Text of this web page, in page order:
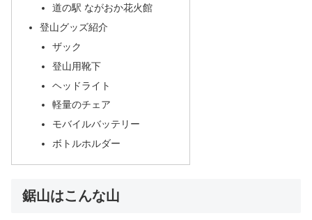
道の駅 ながおか花火館
登山グッズ紹介
ザック
登山用靴下
ヘッドライト
軽量のチェア
モバイルバッテリー
ボトルホルダー
鋸山はこんな山